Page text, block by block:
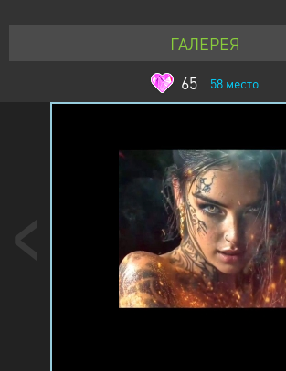
ГАЛЕРЕЯ
65
58 место